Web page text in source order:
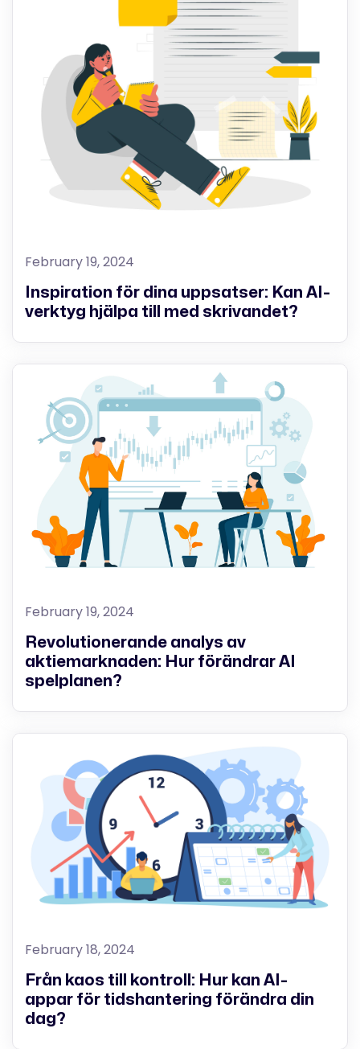
February 19, 2024
Inspiration för dina uppsatser: Kan AI-
verktyg hjälpa till med skrivandet?
February 19, 2024
Revolutionerande analys av
aktiemarknaden: Hur förändrar AI
spelplanen?
February 18, 2024
Från kaos till kontroll: Hur kan AI-
appar för tidshantering förändra din
dag?